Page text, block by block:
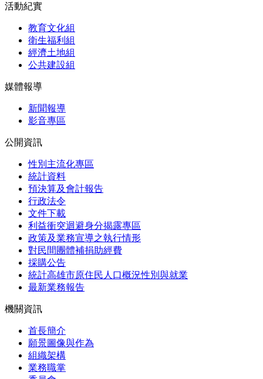
活動紀實
教育文化組
衛生福利組
經濟土地組
公共建設組
媒體報導
新聞報導
影音專區
公開資訊
性別主流化專區
統計資料
預決算及會計報告
行政法令
文件下載
利益衝突迴避身分揭露專區
政策及業務宣導之執行情形
對民間團體補捐助經費
採購公告
統計高雄市原住民人口概況性別與就業
最新業務報告
機關資訊
首長簡介
願景圖像與作為
組織架構
業務職掌